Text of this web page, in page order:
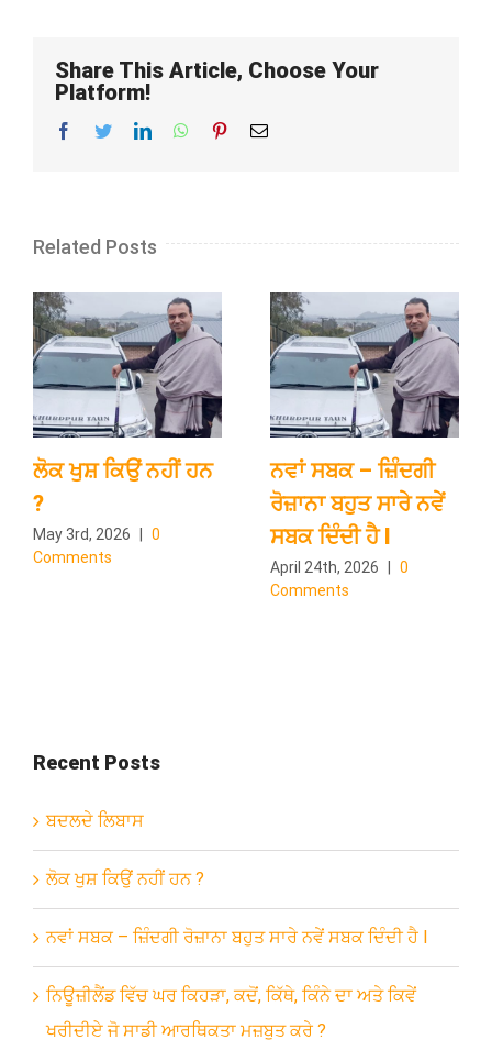
Share This Article, Choose Your
Platform!
Facebook
TwitterLinkedInWhatsApp
PinterestEmail
Related Posts
ਲੋਕ ਖੁਸ਼ ਕਿਉਂ ਨਹੀਂ ਹਨ
?
May 3rd, 2026
0
Comments
ਨਵਾਂ ਸਬਕ – ਜ਼ਿੰਦਗੀ
ਰੋਜ਼ਾਨਾ ਬਹੁਤ ਸਾਰੇ ਨਵੇਂ
ਸਬਕ ਦਿੰਦੀ ਹੈ l
April 24th, 2026
0
Comments
Recent Posts
ਬਦਲਦੇ ਲਿਬਾਸ
ਲੋਕ ਖੁਸ਼ ਕਿਉਂ ਨਹੀਂ ਹਨ ?
ਨਵਾਂ ਸਬਕ – ਜ਼ਿੰਦਗੀ ਰੋਜ਼ਾਨਾ ਬਹੁਤ ਸਾਰੇ ਨਵੇਂ ਸਬਕ ਦਿੰਦੀ ਹੈ l
ਨਿਊਜ਼ੀਲੈਂਡ ਵਿੱਚ ਘਰ ਕਿਹੜਾ, ਕਦੋਂ, ਕਿੱਥੇ, ਕਿੰਨੇ ਦਾ ਅਤੇ ਕਿਵੇਂ
ਖਰੀਦੀਏ ਜੋ ਸਾਡੀ ਆਰਥਿਕਤਾ ਮਜ਼ਬੂਤ ਕਰੇ ?